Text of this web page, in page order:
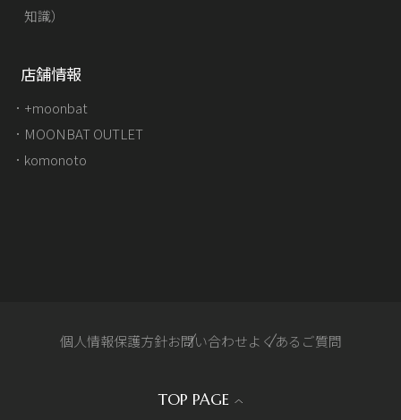
知識）
店舗情報
+moonbat
MOONBAT OUTLET
komonoto
個人情報保護方針お問い合わせよくあるご質問
TOP PAGE